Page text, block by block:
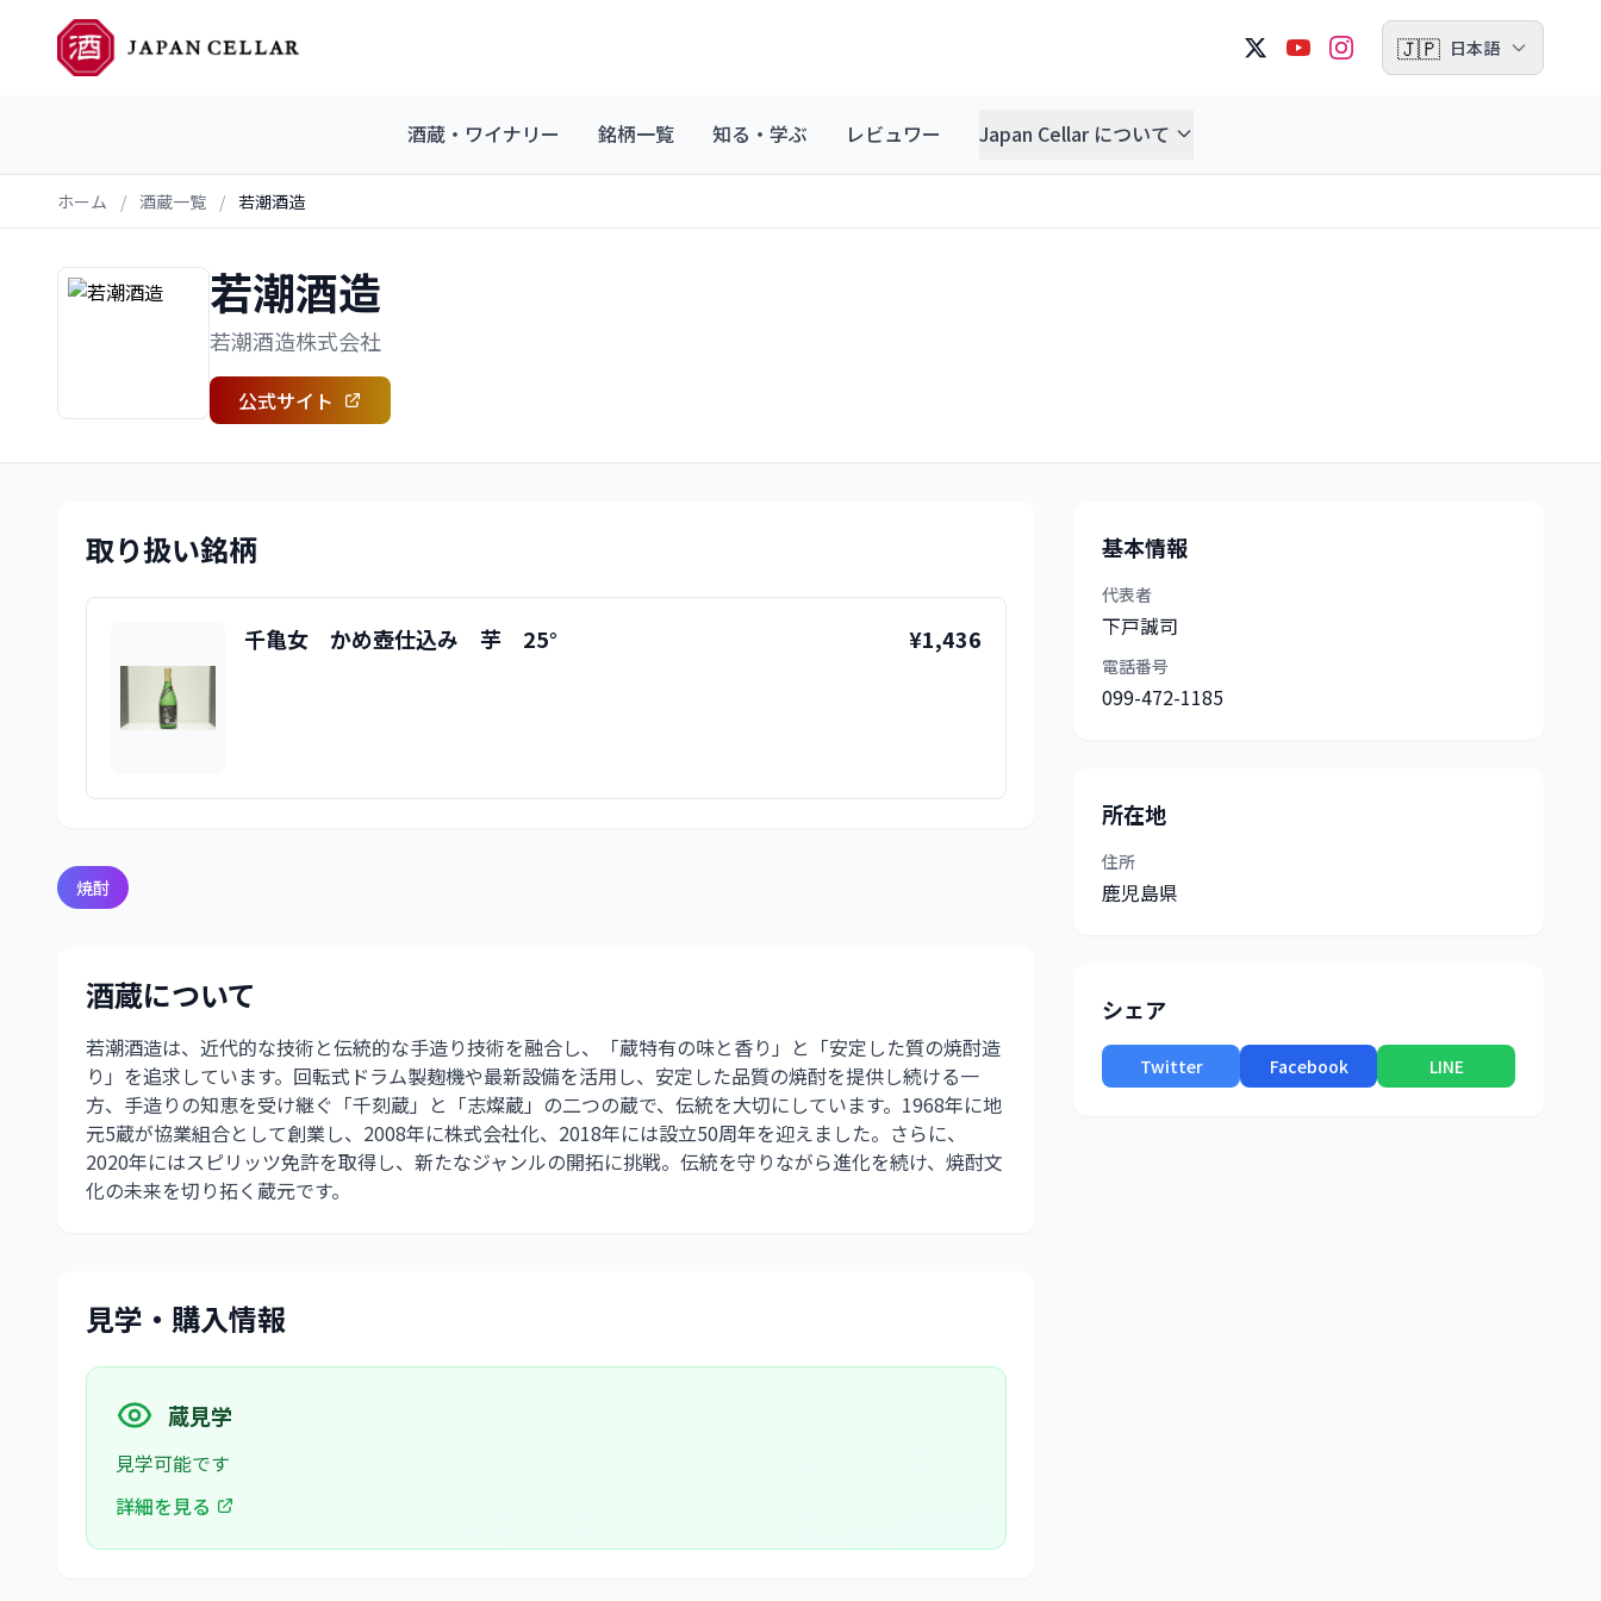
🇯🇵 日本語
酒蔵・ワイナリー 銘柄一覧 知る・学ぶ レビュワー Japan Cellar について
ホーム / 酒蔵一覧 / 若潮酒造
若潮酒造
若潮酒造株式会社
公式サイト
取り扱い銘柄
千亀女 かめ壺仕込み 芋 25° ¥1,436
焼酎
酒蔵について
若潮酒造は、近代的な技術と伝統的な手造り技術を融合し、「蔵特有の味と香り」と「安定した質の焼酎造
り」を追求しています。回転式ドラム製麹機や最新設備を活用し、安定した品質の焼酎を提供し続ける一
方、手造りの知恵を受け継ぐ「千刻蔵」と「志燦蔵」の二つの蔵で、伝統を大切にしています。1968年に地
元5蔵が協業組合として創業し、2008年に株式会社化、2018年には設立50周年を迎えました。さらに、
2020年にはスピリッツ免許を取得し、新たなジャンルの開拓に挑戦。伝統を守りながら進化を続け、焼酎文
化の未来を切り拓く蔵元です。
見学・購入情報
蔵見学
見学可能です
詳細を見る
基本情報
代表者
下戸誠司
電話番号
099-472-1185
所在地
住所
鹿児島県
シェア
Twitter Facebook LINE